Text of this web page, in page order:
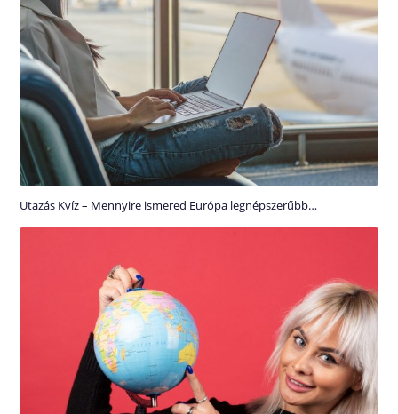
Utazás Kvíz – Mennyire ismered Európa legnépszerűbb…